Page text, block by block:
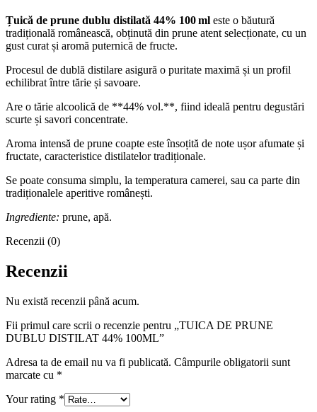
Țuică de prune dublu distilată 44% 100 ml este o băutură
tradițională românească, obținută din prune atent selecționate, cu un
gust curat și aromă puternică de fructe.
Procesul de dublă distilare asigură o puritate maximă și un profil
echilibrat între tărie și savoare.
Are o tărie alcoolică de **44% vol.**, fiind ideală pentru degustări
scurte și savori concentrate.
Aroma intensă de prune coapte este însoțită de note ușor afumate și
fructate, caracteristice distilatelor tradiționale.
Se poate consuma simplu, la temperatura camerei, sau ca parte din
tradiționalele aperitive românești.
Ingrediente: prune, apă.
Recenzii (0)
Recenzii
Nu există recenzii până acum.
Fii primul care scrii o recenzie pentru „TUICA DE PRUNE
DUBLU DISTILAT 44% 100ML”
Adresa ta de email nu va fi publicată. Câmpurile obligatorii sunt
marcate cu *
Your rating *